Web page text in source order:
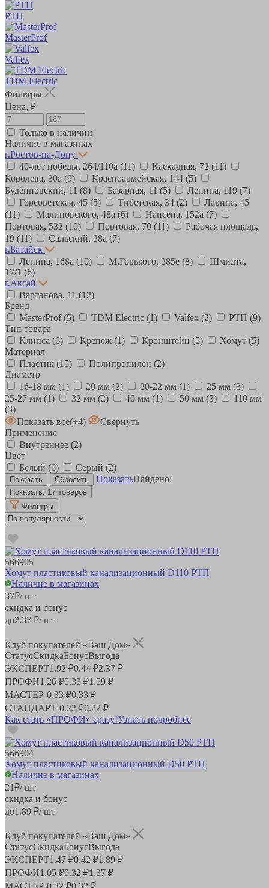
РТП
MasterProf
Valfex
TDM Electric
Фильтры
Цена, ₽
Только в наличии
Наличие в магазинах
г.Ростов-на-Дону
40-лет победы, 264/110а (11) Каскадная, 72 (11)
Королева, 30а (9) Красноармейская, 144 (5)
Будённовский, 11 (8) Базарная, 11 (5) Ленина, 119 (7)
Горсоветская, 45 (5) Тибетская, 34 (2)
Ларина, 45
(11)
Малиновского, 48а (6) Нансена, 152а (7)
Портовая, 532 (10) Портовая, 70 (11)
Рабочая площадь,
19 (11) Сальский, 28a (7)
г.Батайск
Ленина, 168а (10) М.Горького, 285е (8)
Шмидта,
17/1 (6)
г.Аксай
Вартанова, 11 (12)
Бренд
MasterProf(5) TDM Electric (1) Valfex (2) РТП (9)
Тип товара
Клипса (6) Крепеж (1) Кронштейн (5) Хомут (5)
Материал
Пластик (15) Полипропилен (2)
Диаметр
16-18 мм (1) 20 мм (2) 20-22 мм (1) 25 мм (3)
25-27 мм (1) 32 мм (2) 40 мм (1) 50 мм (3)
110 мм
(3)
Показать все(+4)
Свернуть
Применение
Внутреннее (2)
Цвет
Белый (6) Серый (2)
ПоказатьНайдено:
Показать: 17 товаров
Фильтры
566905
Хомут пластиковый канализационный D110 РТП
Наличие в магазинах
37₽/ шт
скидка и бонус
до2.37 ₽/ шт
Клуб покупателей «Ваш Дом»
СтатусСкидкаБонусВыгода
ЭКСПЕРТ1.92 ₽0.44 ₽2.37 ₽
ПРОФИ1.26 ₽0.33 ₽1.59 ₽
МАСТЕР-0.33 ₽0.33 ₽
СТАНДАРТ-0.22 ₽0.22 ₽
Как стать «ПРОФИ» сразу!Узнать подробнее
566904
Хомут пластиковый канализационный D50 РТП
Наличие в магазинах
21₽/ шт
скидка и бонус
до1.89 ₽/ шт
Клуб покупателей «Ваш Дом»
СтатусСкидкаБонусВыгода
ЭКСПЕРТ1.47 ₽0.42 ₽1.89 ₽
ПРОФИ1.05 ₽0.32 ₽1.37 ₽
МАСТЕР-0.32 ₽0.32 ₽